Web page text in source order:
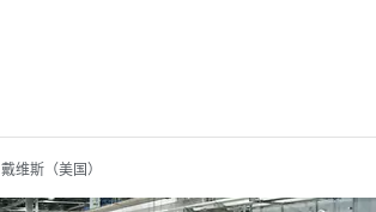
戴维斯（美国）